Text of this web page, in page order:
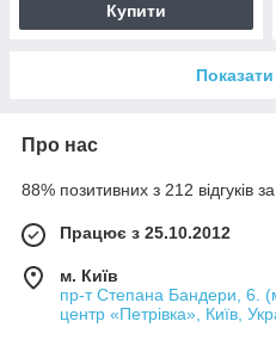
Купити
Про нас
88% позитивних з 212 відгуків за
Працює з 25.10.2012
м. Київ
пр-т Степана Бандери, 6.
центр «Петрівка», Київ,